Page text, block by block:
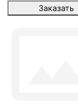
Заказать